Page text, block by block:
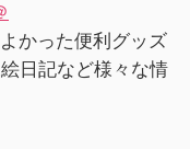
かった便利グッズ
日記など様々な情